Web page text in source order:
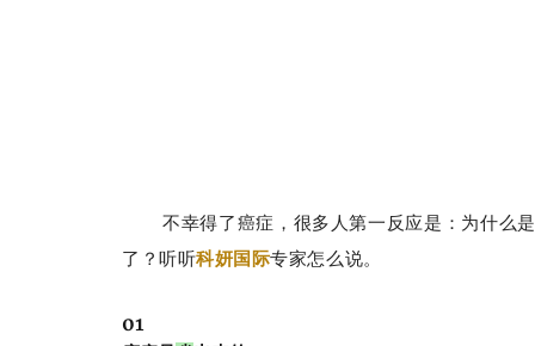
不幸得了癌症，很多人第一反应是：为什么
了？听听科妍国际专家怎么说。
01